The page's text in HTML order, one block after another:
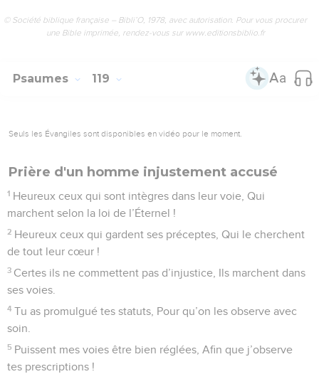
© Société biblique française – Bibli’O, 1978, avec autorisation. Pour vous procurer
une Bible imprimée, rendez-vous sur www.editionsbiblio.fr
Psaumes 119
Seuls les Évangiles sont disponibles en vidéo pour le moment.
Prière d'un homme injustement accusé
1 Heureux ceux qui sont intègres dans leur voie, Qui
marchent selon la loi de l’Éternel !
2 Heureux ceux qui gardent ses préceptes, Qui le cherchent
de tout leur cœur !
3 Certes ils ne commettent pas d’injustice, Ils marchent dans
ses voies.
4 Tu as promulgué tes statuts, Pour qu’on les observe avec
soin.
5 Puissent mes voies être bien réglées, Afin que j’observe
tes prescriptions !